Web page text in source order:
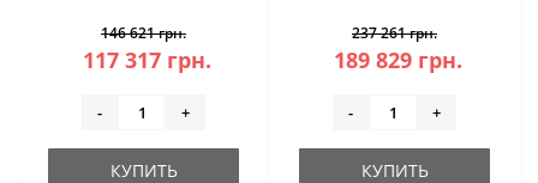
146 621 грн.
117 317 грн.
- +
КУПИТЬ
237 261 грн.
189 829 грн.
- +
КУПИТЬ